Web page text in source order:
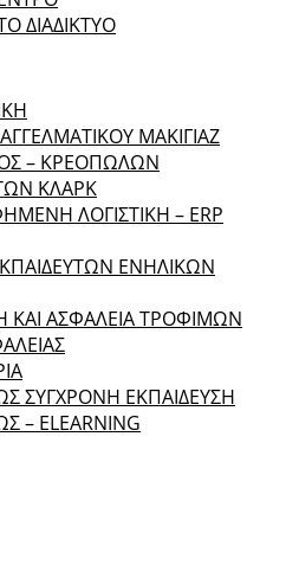
ΔΙΑΔΙΚΤΥΟ
ΜΑΚΙΓΙΑΖ
– ΚΡΕΟΠΩΛΩΝ
ΚΛΑΡΚ
ΛΟΓΙΣΤΙΚΗ – ERP
ΕΝΗΛΙΚΩΝ
ΚΑΙ ΑΣΦΑΛΕΙΑ ΤΡΟΦΙΜΩΝ
ΣΥΓΧΡΟΝΗ ΕΚΠΑΙΔΕΥΣΗ
– ELEARNING